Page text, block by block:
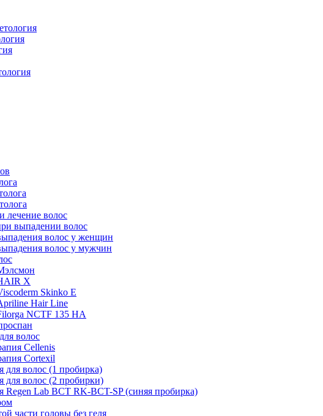
лечение волос
выпадении волос
волос у женщин
волос у мужчин
X
Skinko E
Hair Line
NCTF 135 HA
волос
Cellenis
Cortexil
для волос (1 пробирка)
для волос (2 пробирки)
Regen Lab BCT RK-BCT-SP (синяя пробирка)
части головы без геля